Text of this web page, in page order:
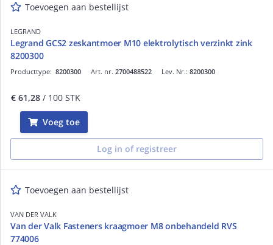
Toevoegen aan bestellijst
LEGRAND
Legrand GCS2 zeskantmoer M10 elektrolytisch verzinkt zink
8200300
Art. nr. 2700488522
Producttype: 8200300 Lev. Nr.: 8200300
€ 61,28 / 100 STK
Voeg toe
Log in of registreer
Toevoegen aan bestellijst
VAN DER VALK
Van der Valk Fasteners kraagmoer M8 onbehandeld RVS
774006